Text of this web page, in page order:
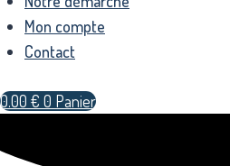
Mon compte
Contact
0.00 € 0 Panier